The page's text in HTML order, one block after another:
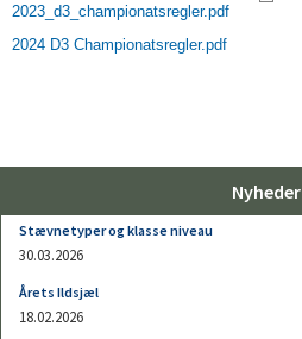
2023_d3_championatsregler.pdf
2024 D3 Championatsregler.pdf
Nyheder